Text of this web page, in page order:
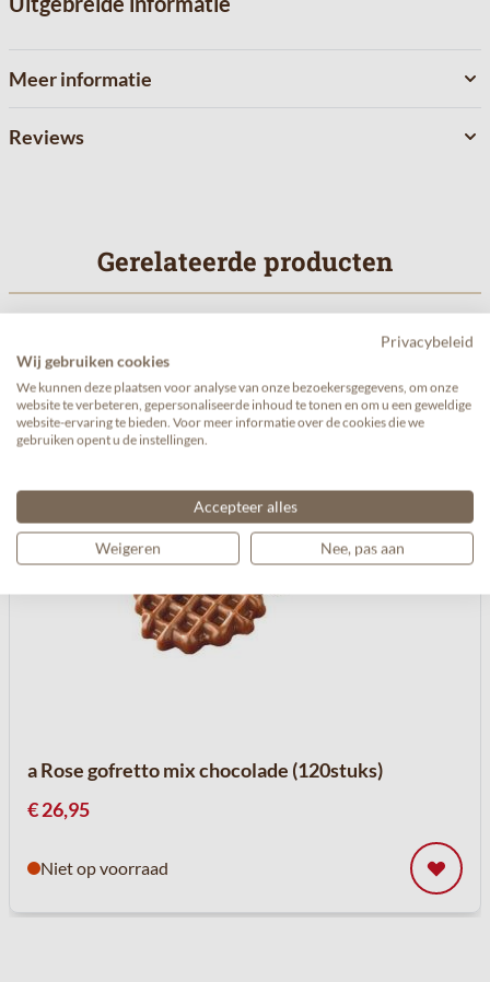
Meer informatie
Reviews
Gerelateerde producten
Navigeren door de elementen van de carrousel is mogelijk
a Rose gofretto mix chocolade (120stuks)
€ 26,95
Niet op voorraad
Privacybeleid
Wij gebruiken cookies
We kunnen deze plaatsen voor analyse van onze bezoekersgegevens, om onze
website te verbeteren, gepersonaliseerde inhoud te tonen en om u een geweldige
website-ervaring te bieden. Voor meer informatie over de cookies die we
gebruiken opent u de instellingen.
Accepteer alles
Weigeren Nee, pas aan